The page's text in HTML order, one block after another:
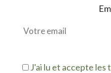
J'ai lu et accepte les